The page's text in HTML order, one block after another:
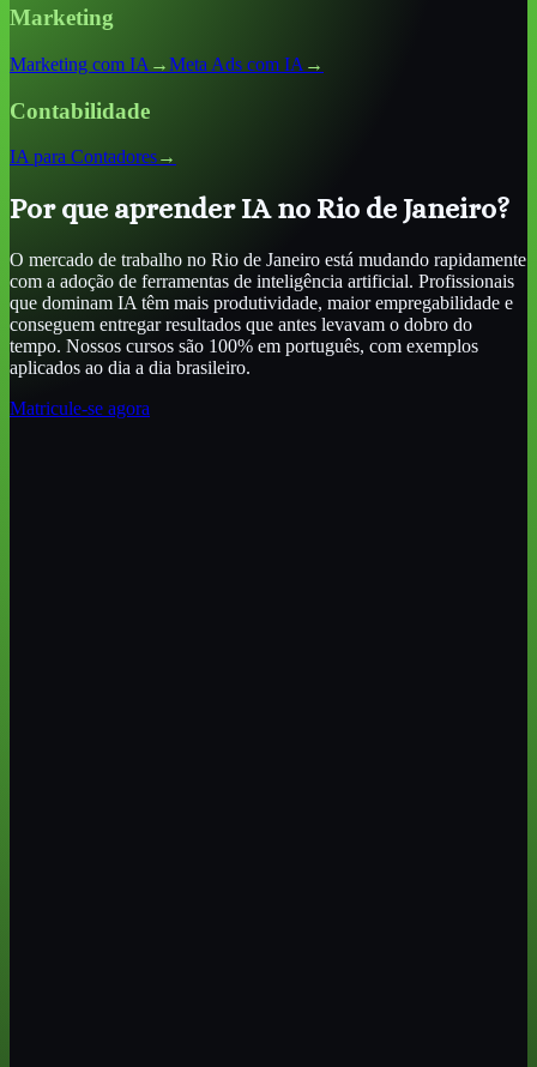
Marketing
Marketing com IA →Meta Ads com IA →
Contabilidade
IA para Contadores→
Por que aprender IAno Rio de Janeiro?
O mercado de trabalho no Rio de Janeiro está mudando rapidamente
com a adoção de ferramentas de inteligência artificial. Profissionais
que dominam IA têm mais produtividade, maior empregabilidade e
conseguem entregar resultados que antes levavam o dobro do
tempo. Nossos cursos são 100% em português, com exemplos
aplicados ao dia a dia brasileiro.
Matricule-se agora